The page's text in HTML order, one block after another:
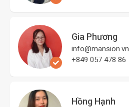
Gia Phương
info@mansion.vn
+849 057 478 86
Hồng Hạnh